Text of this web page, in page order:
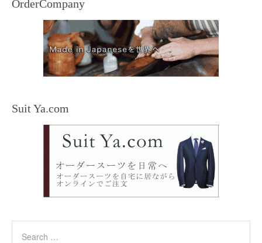
OrderCompany
Suit Ya.com